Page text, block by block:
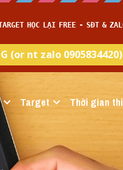
Target Thời gian thi